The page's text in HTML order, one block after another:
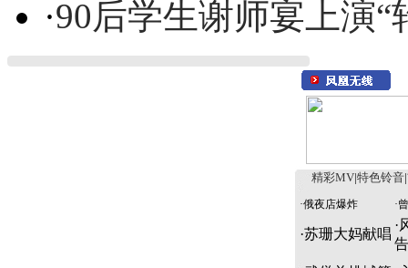
·90后学生谢师宴上演“
精彩MV 特色铃音
·俄夜店爆炸 ·
·苏珊大妈献唱
·
告